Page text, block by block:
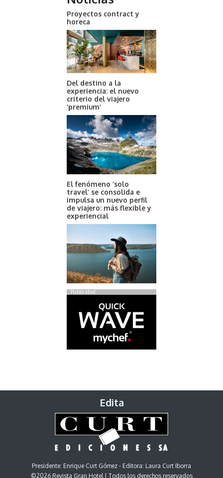
Proyectos contract y
horeca
Del destino a la
experiencia: el nuevo
criterio del viajero
‘premium’
El fenómeno ‘solo
travel’ se consolida e
impulsa un nuevo perfil
de viajero: más flexible y
experiencial
Publicidad
Edita
Presidente: Enrique Curt Gómez - Editora: Laura Curt Iborra
©2026 Revista Gran Hotel | Todos los derechos reservados